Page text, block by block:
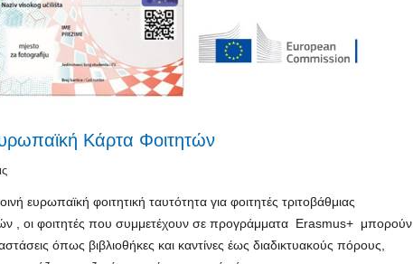
Κάρτα Φοιτητών
ευρωπαϊκή φοιτητική ταυτότητα για φοιτητές τριτοβάθμιας
, οι φοιτητές που συμμετέχουν σε προγράμματα Erasmus+ μπορούν
όπως βιβλιοθήκες και καντίνες έως διαδικτυακούς πόρους,